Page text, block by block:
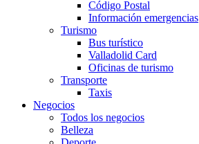
Código Postal
Información emergencias
Turismo
Bus turístico
Valladolid Card
Oficinas de turismo
Transporte
Taxis
Negocios
Todos los negocios
Belleza